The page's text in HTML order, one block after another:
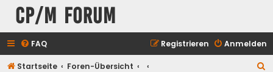
CP/M Forum
FAQ Anmelden
Registrieren
Startseite Foren-Übersicht